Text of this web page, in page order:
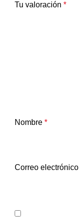
Tu valoración *
Nombre *
Correo electrónico